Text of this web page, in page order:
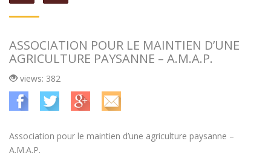
ASSOCIATION POUR LE MAINTIEN D’UNE
AGRICULTURE PAYSANNE – A.M.A.P.
views: 382
Association pour le maintien d’une agriculture paysanne –
A.M.A.P.